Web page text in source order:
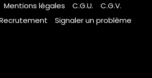
Mentions légales C.G.U.
C.G.V.
Signaler un problème